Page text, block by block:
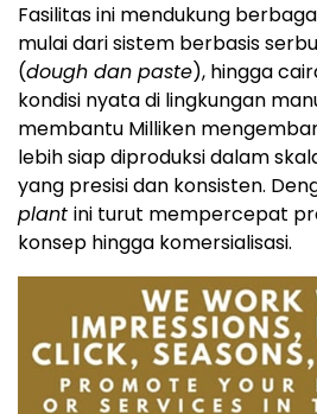
Fasilitas ini mendukung
mulai dari sistem berbasis
(dough dan paste), hingga
kondisi nyata di lingkungan
membantu Milliken
lebih siap diproduksi dalam
yang presisi dan konsisten.
plant ini turut mempercepat
konsep hingga komersialisasi.